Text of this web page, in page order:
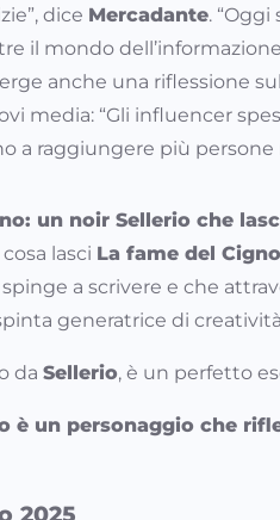
dice Mercadante.
il mondo
anche una riflessione
media: “Gli influencer
a raggiungere più
un noir Sellerio che
lasci La fame del Cigno
a scrivere e che
generatrice di
da Sellerio, è un perfetto
è un personaggio che